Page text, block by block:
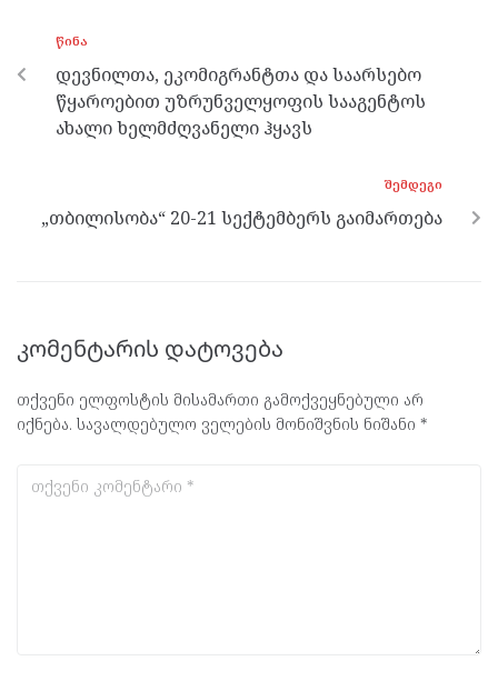
o
o
k
er m p
p
ᲬᲘᲜᲐ
დევნილთა, ეკომიგრანტთა და საარსებო
წყაროებით უზრუნველყოფის სააგენტოს
ახალი ხელმძღვანელი ჰყავს
ᲨᲔᲛᲓᲔᲒᲘ
„თბილისობა“ 20-21 სექტემბერს გაიმართება
კომენტარის დატოვება
თქვენი ელფოსტის მისამართი გამოქვეყნებული არ
იქნება. სავალდებულო ველების მონიშვნის ნიშანი *